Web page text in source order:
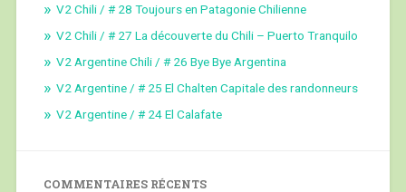
V2 Chili / # 28 Toujours en Patagonie Chilienne
V2 Chili / # 27 La découverte du Chili – Puerto Tranquilo
V2 Argentine Chili / # 26 Bye Bye Argentina
V2 Argentine / # 25 El Chalten Capitale des randonneurs
V2 Argentine / # 24 El Calafate
COMMENTAIRES RÉCENTS